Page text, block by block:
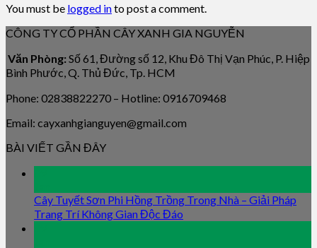
You must be logged into post a comment.
CÔNG TY CỔ PHẦN CÂY XANH GIA NGUYỄN
Văn Phòng: Số 61, Đường số 12, Khu Đô Thị Vạn Phúc, P. Hiệp
Bình Phước, Q. Thủ Đức, Tp. HCM
Phone: 02838822270 – Hotline: 0916709468
Email: cayxanhgianguyen@gmail.com
BÀI VIẾT GẦN ĐÂY
Cây Tuyết Sơn Phi Hồng Trồng Trong Nhà – Giải Pháp
Trang Trí Không Gian Độc Đáo